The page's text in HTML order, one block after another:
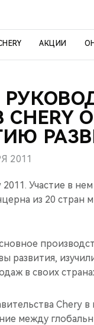
АКЦИИ
2011
Участие в
из 20 стран
развития,
в своих
Chery
между